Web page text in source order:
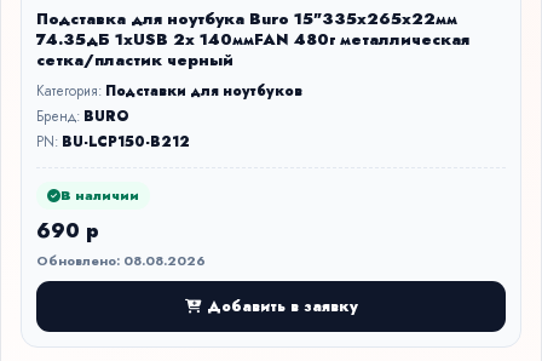
Подставка для ноутбука Buro 15"335x265x22мм
74.35дБ 1xUSB 2x 140ммFAN 480г металлическая
сетка/пластик черный
Категория: Подставки для ноутбуков
Бренд: BURO
PN: BU-LCP150-B212
В наличии
690 р
Обновлено: 08.08.2026
Добавить в заявку